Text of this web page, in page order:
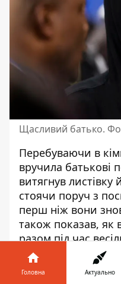
Щасливий батько.
Перебуваючи в
вручила батькові
витягнув листівку
стоячи поруч з
перш ніж вони
також показав, як
разом під час
оточенні гостей
Протягом усього
Головна Актуально